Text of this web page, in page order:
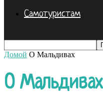
Самотуристам
Домой О Мальдивах
О Мальдивах